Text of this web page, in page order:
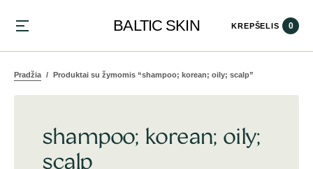
BALTIC SKIN KREPŠELIS 0
Pradžia Produktai su žymomis “shampoo; korean; oily; scalp”
shampoo; korean; oily;
scalp